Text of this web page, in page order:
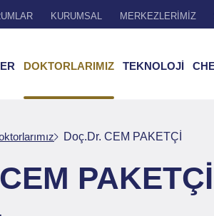
KURUMSAL MERKEZLERİMİZ
DOKTORLARIMIZ TEKNOLOJİ
Doç.Dr. CEM PAKETÇİ
PAKETÇİ